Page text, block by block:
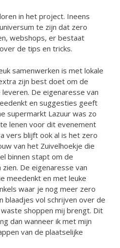
in het project. Ineens
te zijn dat zero
webshops, er bestaat
de tips en tricks.
samenwerken is met lokale
zijn best doet om de
De eigenaresse van
en suggesties geeft
supermarkt Lazuur was zo
lenen voor dit evenement
vers blijft ook al is het zero
van het Zuivelhoekje die
binnen stapt om de
De eigenaresse van
meedenkt en met leuke
waar je nog meer zero
blaadjes vol schrijven over de
shoppen mij brengt. Dit
dan wanneer ik met mijn
van de plaatselijke